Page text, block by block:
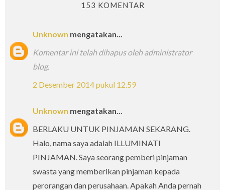
153 KOMENTAR
Unknown mengatakan...
Komentar ini telah dihapus oleh administrator
blog.
2 Desember 2014 pukul 12.59
Unknown mengatakan...
BERLAKU UNTUK PINJAMAN SEKARANG.
Halo, nama saya adalah ILLUMINATI
PINJAMAN. Saya seorang pemberi pinjaman
swasta yang memberikan pinjaman kepada
perorangan dan perusahaan. Apakah Anda pernah